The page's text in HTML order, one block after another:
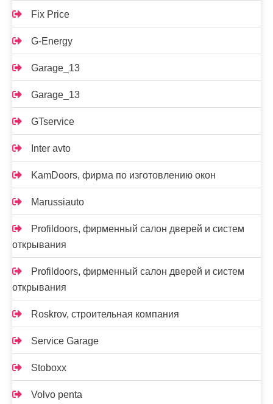
Fix Price
G-Energy
Garage_13
Garage_13
GTservice
Inter avto
KamDoors, фирма по изготовлению окон
Marussiauto
Profildoors, фирменный салон дверей и систем
открывания
Profildoors, фирменный салон дверей и систем
открывания
Roskrov, строительная компания
Service Garage
Stoboxx
Volvo penta